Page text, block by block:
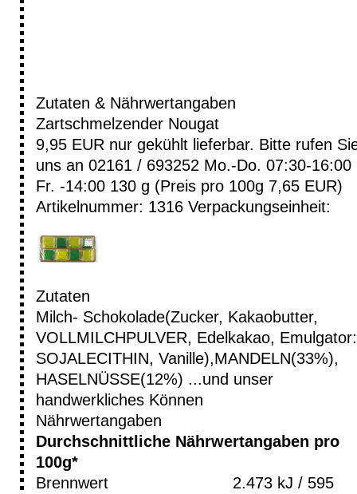
Zutaten & Nährwertangaben
Zartschmelzender Nougat
9,95 EUR nur gekühlt lieferbar. Bitte rufen
uns an 02161 / 693252 Mo.-Do. 07:30-16:00
Fr. -14:00 130 g (Preis pro 100g 7,65 EUR)
Artikelnummer: 1316 Verpackungseinheit:
Zutaten
Milch- Schokolade(Zucker, Kakaobutter,
VOLLMILCHPULVER, Edelkakao, Emulgator:
SOJALECITHIN, Vanille),MANDELN(33%),
HASELNÜSSE(12%) ...und unser
handwerkliches Können
Nährwertangaben
Durchschnittliche Nährwertangaben pro
100g*
Brennwert
2.473 kJ / 595